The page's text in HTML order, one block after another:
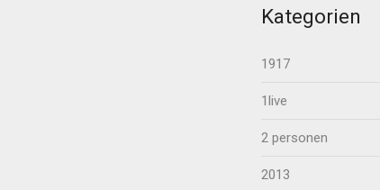
Kategorien
1917
1live
2 personen
2013